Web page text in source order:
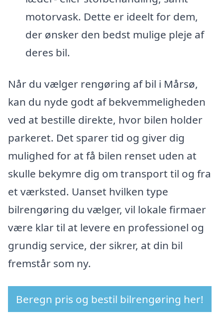
motorvask. Dette er ideelt for dem,
der ønsker den bedst mulige pleje af
deres bil.
Når du vælger rengøring af bil i Mårsø,
kan du nyde godt af bekvemmeligheden
ved at bestille direkte, hvor bilen holder
parkeret. Det sparer tid og giver dig
mulighed for at få bilen renset uden at
skulle bekymre dig om transport til og fra
et værksted. Uanset hvilken type
bilrengøring du vælger, vil lokale firmaer
være klar til at levere en professionel og
grundig service, der sikrer, at din bil
fremstår som ny.
Beregn pris og bestil bilrengøring her!